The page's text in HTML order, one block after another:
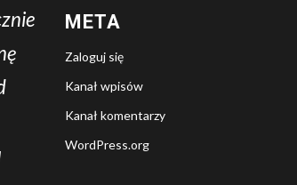
META
Zaloguj się
Kanał wpisów
Kanał komentarzy
WordPress.org